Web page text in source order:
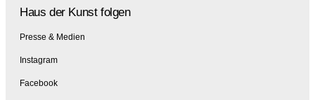
Haus der Kunst folgen
Presse & Medien
Instagram
Facebook